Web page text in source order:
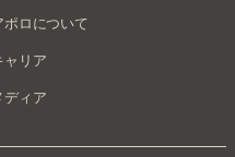
ポロについて
ャリア
ディア